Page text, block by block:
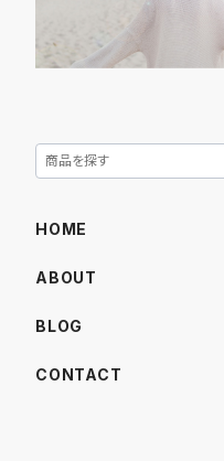
HOME
ABOUT
BLOG
CONTACT